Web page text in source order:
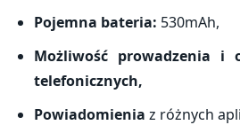
Pojemna bateria: 530mAh,
Możliwość prowadzenia i
telefonicznych,
Powiadomienia z różnych